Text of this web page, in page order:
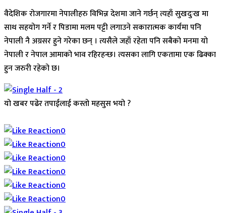
वैदेशिक रोजगारमा नेपालीहरु विभिन्न देशमा जाने गर्छन् त्यहाँ सुखदुःख मा
साथ सहयोग गर्ने र पिडामा मलम पट्टी लगाउने सकारात्मक कार्यमा पनि
नेपाली नै अग्रसर हुने गरेका छन् । त्यसैले जहाँ रहेता पनि सबैको मनमा यो
नेपाली र नेपाल आमाको भाव रहिरहन्छ। त्यसका लागि एकतामा एक ढिक्का
हुन जरुरी रहेको छ।
यो खबर पढेर तपाईलाई कस्तो महसुस भयो ?
0
0
0
0
0
0